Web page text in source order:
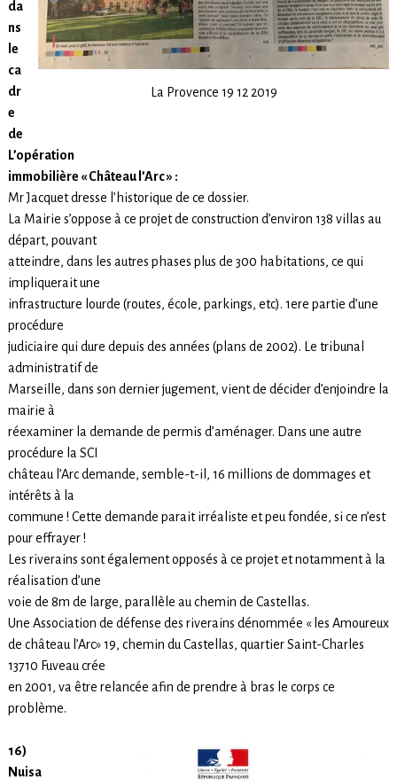
La Provence 19 12 2019
da
ns
le
ca
dr
e
de
L’opération
immobilière « Château l’Arc » :
Mr Jacquet dresse l’historique de ce dossier.
La Mairie s’oppose à ce projet de construction d’environ 138 villas au
départ, pouvant
atteindre, dans les autres phases plus de 300 habitations, ce qui
impliquerait une
infrastructure lourde (routes, école, parkings, etc). 1ere partie d’une
procédure
judiciaire qui dure depuis des années (plans de 2002). Le tribunal
administratif de
Marseille, dans son dernier jugement, vient de décider d’enjoindre la
mairie à
réexaminer la demande de permis d’aménager. Dans une autre
procédure la SCI
château l’Arc demande, semble-t-il, 16 millions de dommages et
intérêts à la
commune ! Cette demande parait irréaliste et peu fondée, si ce n’est
pour effrayer !
Les riverains sont également opposés à ce projet et notamment à la
réalisation d’une
voie de 8m de large, parallèle au chemin de Castellas.
Une Association de défense des riverains dénommée « les Amoureux
de château l’Arc» 19, chemin du Castellas, quartier Saint-Charles
13710 Fuveau crée
en 2001, va être relancée afin de prendre à bras le corps ce
problème.
16)
Nuisa